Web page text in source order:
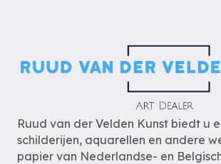
Ruud van der Velden Kunst biedt u
schilderijen, aquarellen en andere
papier van Nederlandse- en